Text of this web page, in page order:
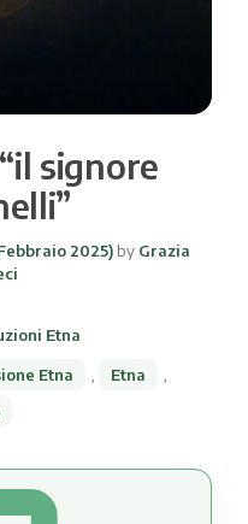
signore
2025) by Grazia
Etna
Etna Etna